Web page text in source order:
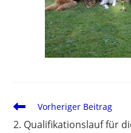
Vorheriger Beitrag
2. Qualifikationslauf für